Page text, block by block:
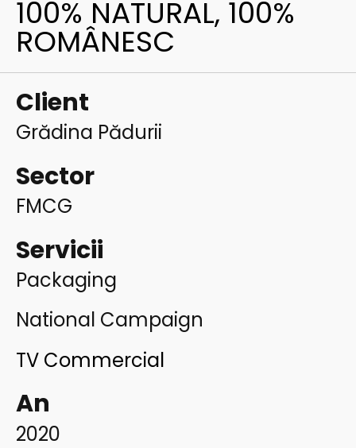
100% NATURAL, 100%
ROMÂNESC
Client
Grădina Pădurii
Sector
FMCG
Servicii
Packaging
National Campaign
TV Commercial
An
2020